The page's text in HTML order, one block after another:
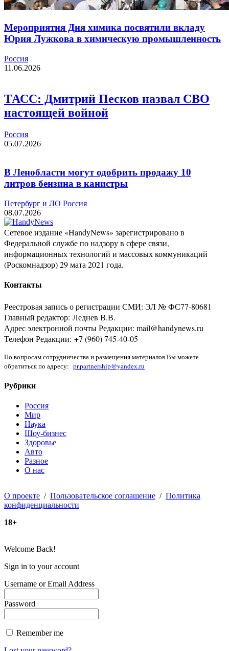
Мероприятия Дня химика посвятили вкладу
Юрия Лужкова в химическую промышленность
Россия
11.06.2026
ТАСС: Дмитрий Песков назвал СВО
настоящей войной
Россия
05.07.2026
В Ленобласти могут одобрить продажу 10
литров бензина в канистры
Петербург и ЛО Россия
08.07.2026
Сетевое издание «HandyNews» зарегистрировано в
Федеральной службе по надзору в сфере связи,
информационных технологий и массовых коммуникаций
(Роскомнадзор) 29 мата 2021 года.
Контакты
Реестровая запись о регистрации СМИ: ЭЛ № ФС77-80681
Главный редактор: Леднев В.В.
Адрес электронной почты Редакции: mail@handynews.ru
Телефон Редакции: +7 (960) 745-40-05
По вопросам сотрудничества и размещения материалов Вы можете
обратиться по адресу: pr.partnership@yandex.ru
Рубрики
Россия
Мир
Наука
Шоу-бизнес
Здоровье
Авто
Разное
О нас
О проекте / Пользовательское соглашение / Политика
конфиденциальности
18+
Welcome Back!
Sign in to your account
Username or Email Address
Password
Remember me